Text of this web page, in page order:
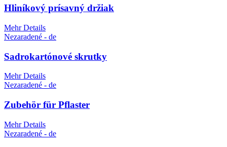
Hliníkový prísavný držiak
Mehr Details
Nezaradené - de
Sadrokartónové skrutky
Mehr Details
Nezaradené - de
Zubehör für Pflaster
Mehr Details
Nezaradené - de